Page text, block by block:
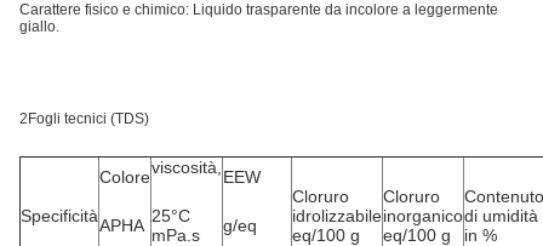
Carattere fisico e chimico: Liquido trasparente da incolore a leggermente
giallo.
2Fogli tecnici (TDS)
Specificità
Colore
APHA
viscosità,
25°C
mPa.s
EEW
g/eq
Cloruro
idrolizzabile
eq/100 g
Cloruro
inorganico
eq/100 g
Contenuto
di umidità
in %